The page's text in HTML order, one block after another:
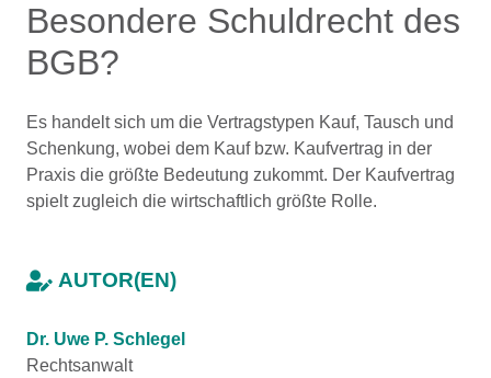
Besondere Schuldrecht des
BGB?
Es handelt sich um die Vertragstypen Kauf, Tausch und
Schenkung, wobei dem Kauf bzw. Kaufvertrag in der
Praxis die größte Bedeutung zukommt. Der Kaufvertrag
spielt zugleich die wirtschaftlich größte Rolle.
AUTOR(EN)
Dr. Uwe P. Schlegel
Rechtsanwalt